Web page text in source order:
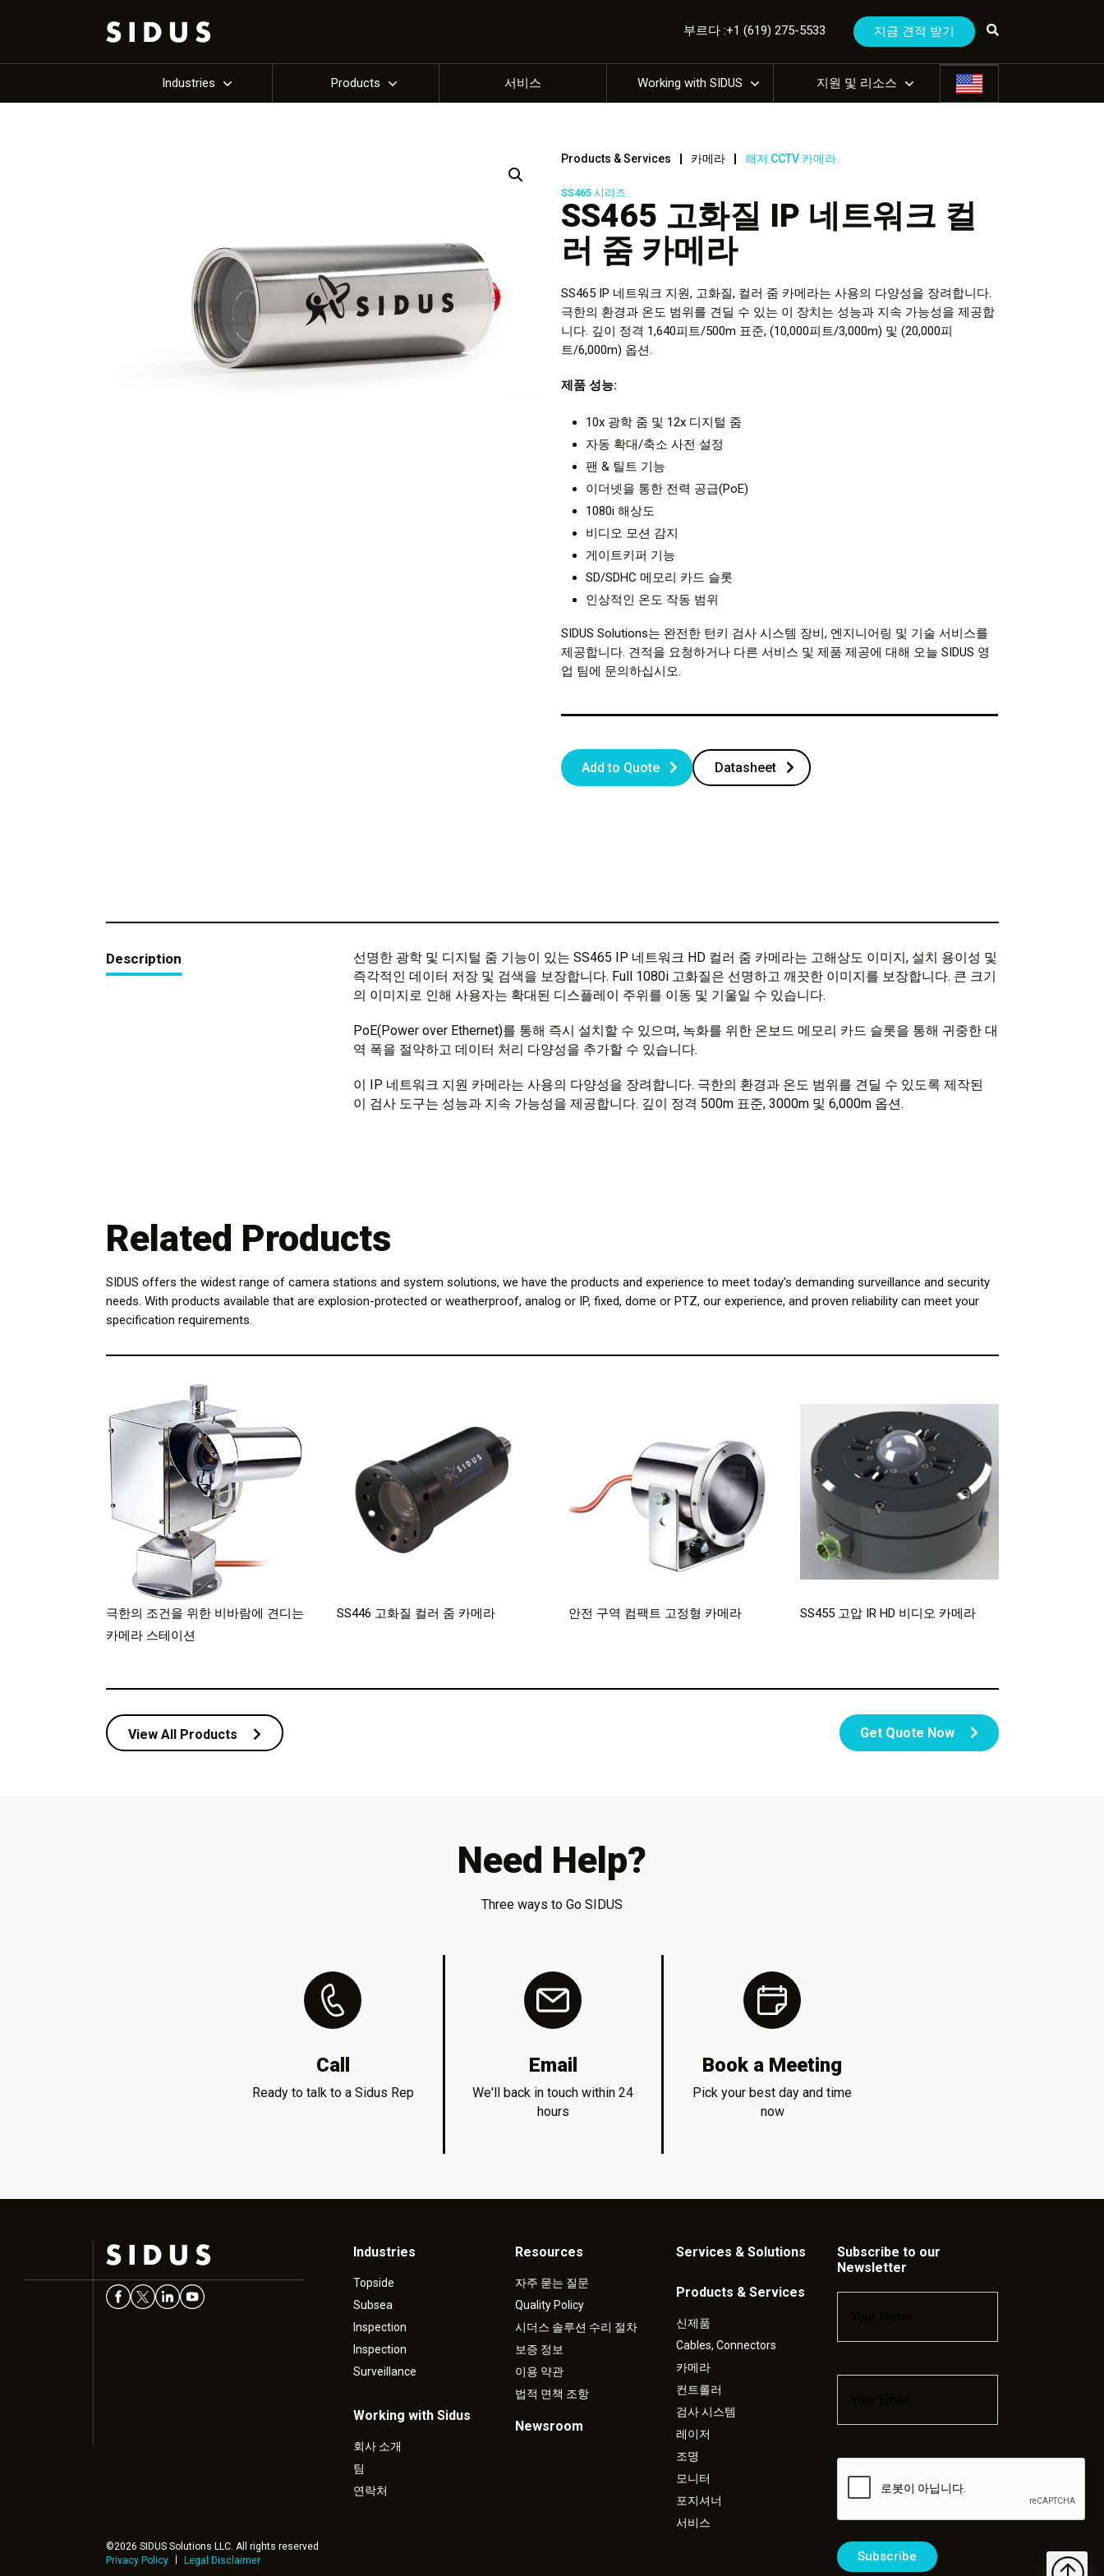
부르다 :+1 (619) 275-5533 지금 견적 받기
Industries Products 서비스 Working with SIDUS 지원 및 리소스
Products & Services 카메라 해저 CCTV 카메라
SS465 시리즈
SS465 고화질 IP 네트워크 컬
러 줌 카메라
SS465 IP 네트워크 지원, 고화질, 컬러 줌 카메라는 사용의 다양성을 장려합니다.
극한의 환경과 온도 범위를 견딜 수 있는 이 장치는 성능과 지속 가능성을 제공합
니다. 깊이 정격 1,640피트/500m 표준, (10,000피트/3,000m) 및 (20,000피
트/6,000m) 옵션.
제품 성능:
10x 광학 줌 및 12x 디지털 줌
자동 확대/축소 사전 설정
팬 & 틸트 기능
이더넷을 통한 전력 공급(PoE)
1080i 해상도
비디오 모션 감지
게이트키퍼 기능
SD/SDHC 메모리 카드 슬롯
인상적인 온도 작동 범위
SIDUS Solutions는 완전한 턴키 검사 시스템 장비, 엔지니어링 및 기술 서비스를
제공합니다. 견적을 요청하거나 다른 서비스 및 제품 제공에 대해 오늘 SIDUS 영
업 팀에 문의하십시오.
Add to Quote Datasheet
Description
선명한 광학 및 디지털 줌 기능이 있는 SS465 IP 네트워크 HD 컬러 줌 카메라는 고해상도 이미지, 설치 용이성 및
즉각적인 데이터 저장 및 검색을 보장합니다. Full 1080i 고화질은 선명하고 깨끗한 이미지를 보장합니다. 큰 크기
의 이미지로 인해 사용자는 확대된 디스플레이 주위를 이동 및 기울일 수 있습니다.
PoE(Power over Ethernet)를 통해 즉시 설치할 수 있으며, 녹화를 위한 온보드 메모리 카드 슬롯을 통해 귀중한 대
역 폭을 절약하고 데이터 처리 다양성을 추가할 수 있습니다.
이 IP 네트워크 지원 카메라는 사용의 다양성을 장려합니다. 극한의 환경과 온도 범위를 견딜 수 있도록 제작된
이 검사 도구는 성능과 지속 가능성을 제공합니다. 깊이 정격 500m 표준, 3000m 및 6,000m 옵션.
Related Products
SIDUS offers the widest range of camera stations and system solutions, we have the products and experience to meet today's demanding surveillance and security
needs. With products available that are explosion-protected or weatherproof, analog or IP, fixed, dome or PTZ, our experience, and proven reliability can meet your
specification requirements.
극한의 조건을 위한 비바람에 견디는
카메라 스테이션
SS446 고화질 컬러 줌 카메라 안전 구역 컴팩트 고정형 카메라 SS455 고압 IR HD 비디오 카메라
View All Products Get Quote Now
Need Help?
Three ways to Go SIDUS
Call
Ready to talk to a Sidus Rep
Email
We'll back in touch within 24
hours
Book a Meeting
Pick your best day and time
now
©2026 SIDUS Solutions LLC. All rights reserved
Privacy Policy
Legal Disclaimer
Industries
Topside
Subsea
Inspection
Inspection
Surveillance
Working with Sidus
회사 소개
팀
연락처
Resources
자주 묻는 질문
Quality Policy
시더스 솔루션 수리 절차
보증 정보
이용 약관
법적 면책 조항
Newsroom
Services & Solutions
Products & Services
신제품
Cables, Connectors
카메라
컨트롤러
검사 시스템
레이저
조명
모니터
포지셔너
서비스
Subscribe to our
Newsletter